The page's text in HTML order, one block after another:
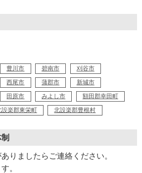
豊川市 碧南市
刈谷市
西尾市 蒲郡市
新城市
田原市 みよし市
額田郡幸田町
設楽郡東栄町 北設楽郡豊根村
りましたらご連絡ください。
。